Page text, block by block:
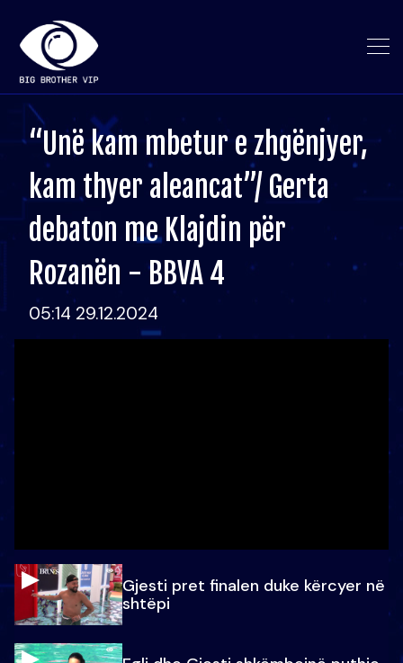
“Unë kam mbetur e zhgënjyer,
kam thyer aleancat”/ Gerta
debaton me Klajdin për
Rozanën - BBVA 4
05:14 29.12.2024
Gjesti pret finalen duke kërcyer në
shtëpi